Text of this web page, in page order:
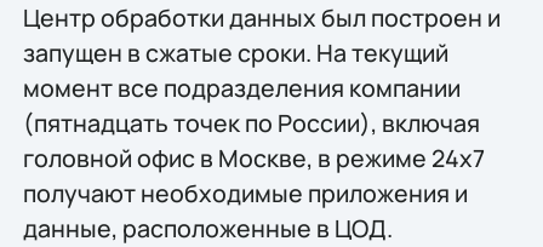
Центр обработки данных был построен и
запущен в сжатые сроки. На текущий
момент все подразделения компании
(пятнадцать точек по России), включая
головной офис в Москве, в режиме 24x7
получают необходимые приложения и
данные, расположенные в ЦОД.